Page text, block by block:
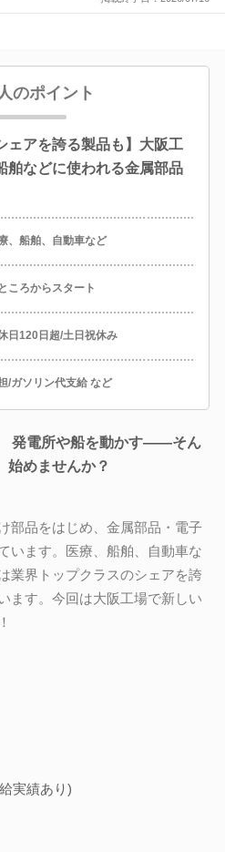
のポイント
ェアを誇る製品も】大阪工
舶などに使われる金属部品
船舶、自動車など
ろからスタート
120日超/土日祝休み
ガソリン代支給 など
発電所や船を動かす――そん
始めませんか？
部品をはじめ、金属部品・電子
います。医療、船舶、自動車な
業界トップクラスのシェアを誇
ます。今回は大阪工場で新しい
実績あり)